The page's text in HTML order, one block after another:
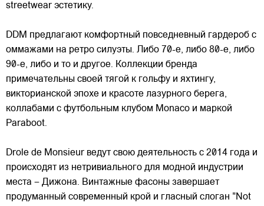
streetwear эстетику.
DDM предлагают комфортный повседневный гардероб с
оммажами на ретро силуэты. Либо 70-е, либо 80-е, либо
90-е, либо и то и другое. Коллекции бренда
примечательны своей тягой к гольфу и яхтингу,
викторианской эпохе и красоте лазурного берега,
коллабами с футбольным клубом Monaco и маркой
Paraboot.
Drole de Monsieur ведут свою деятельность с 2014 года и
происходят из нетривиального для модной индустрии
места – Дижона. Винтажные фасоны завершает
продуманный современный крой и гласный слоган "Not